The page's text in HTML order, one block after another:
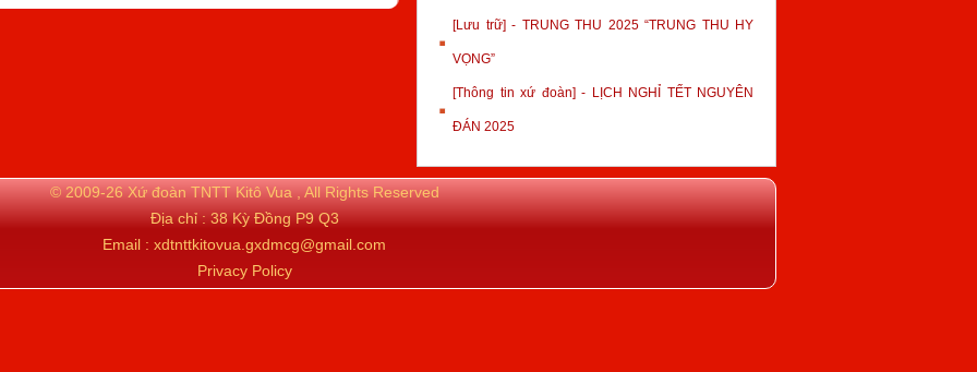
[Lưu trữ] - TRUNG THU 2025 “TRUNG THU HY
VỌNG”
[Thông tin xứ đoàn] - LỊCH NGHỈ TẾT NGUYÊN
ĐÁN 2025
© 2009-26 Xứ đoàn TNTT Kitô Vua , All Rights Reserved
Địa chỉ : 38 Kỳ Đồng P9 Q3
Email : xdtnttkitovua.gxdmcg@gmail.com
Privacy Policy